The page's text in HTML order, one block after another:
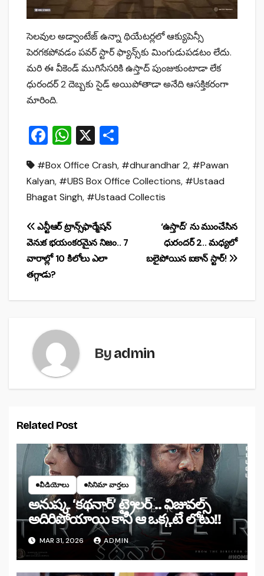
సెలవుల అడ్వాంటేజ్ ఉన్నా థియేటర్లలో ఆక్యుపెన్సీ
పెరగకపోవడం పవర్ స్టార్ ఫ్యాన్స్‌కు మింగుడుపడటం లేదు.
మరి ఈ వీకెండ్ ముగిసేసరికి ఉస్తాద్ పుంజుకుంటాడా లేక
ధురందర్ 2 దెబ్బకు సైడ్ అయిపోతాడా అనేది ఆసక్తికరంగా
మారింది.
F
c
e
o
o
k
W
at
s
p
p
X
ar
e
#Box Office Crash, #dhurandhar 2, #Pawan
Kalyan, #UBS Box Office Collections, #Ustaad
Bhagat Singh, #Ustaad Collectis
Post
navigation
‘ఉస్తాద్‌’ ను ముంచేసిన
ధురందర్ 2.. మధ్యలో
బలైపోయిన ఐకాన్ స్టార్!
ఎన్టీఆర్ ట్రాన్స్‌ఫార్మేషన్
వెనుక భయంకరమైన నిజం.. 7
వారాల్లో 10 కిలోలు ఎలా
తగ్గాడు?
Byadmin
Related Post
వీడియోలు సినిమా వార్తలు
అనుష్క ‘కథనార్’ ట్రైలర్ .. విజువల్స్
అదిరిపోయాయి కానీ ఆ ఒక్కటే లోటు!!
MAR 31, 2026 ADMIN